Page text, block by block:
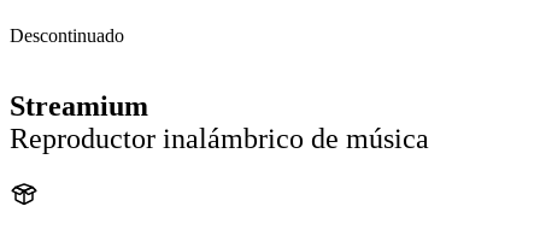
Descontinuado
Streamium
Reproductor inalámbrico de música